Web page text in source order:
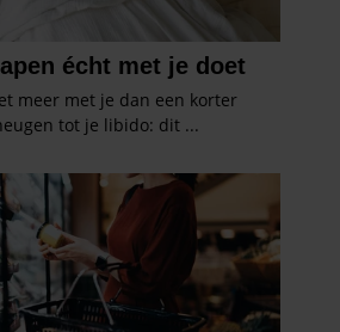
heeft verstrekt of die ze hebben
uw gebruik van hun services. U
cookies als u onze website blijft